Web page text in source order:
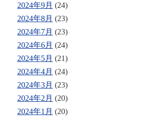
2024年9月 (24)
2024年8月 (23)
2024年7月 (23)
2024年6月 (24)
2024年5月 (21)
2024年4月 (24)
2024年3月 (23)
2024年2月 (20)
2024年1月 (20)